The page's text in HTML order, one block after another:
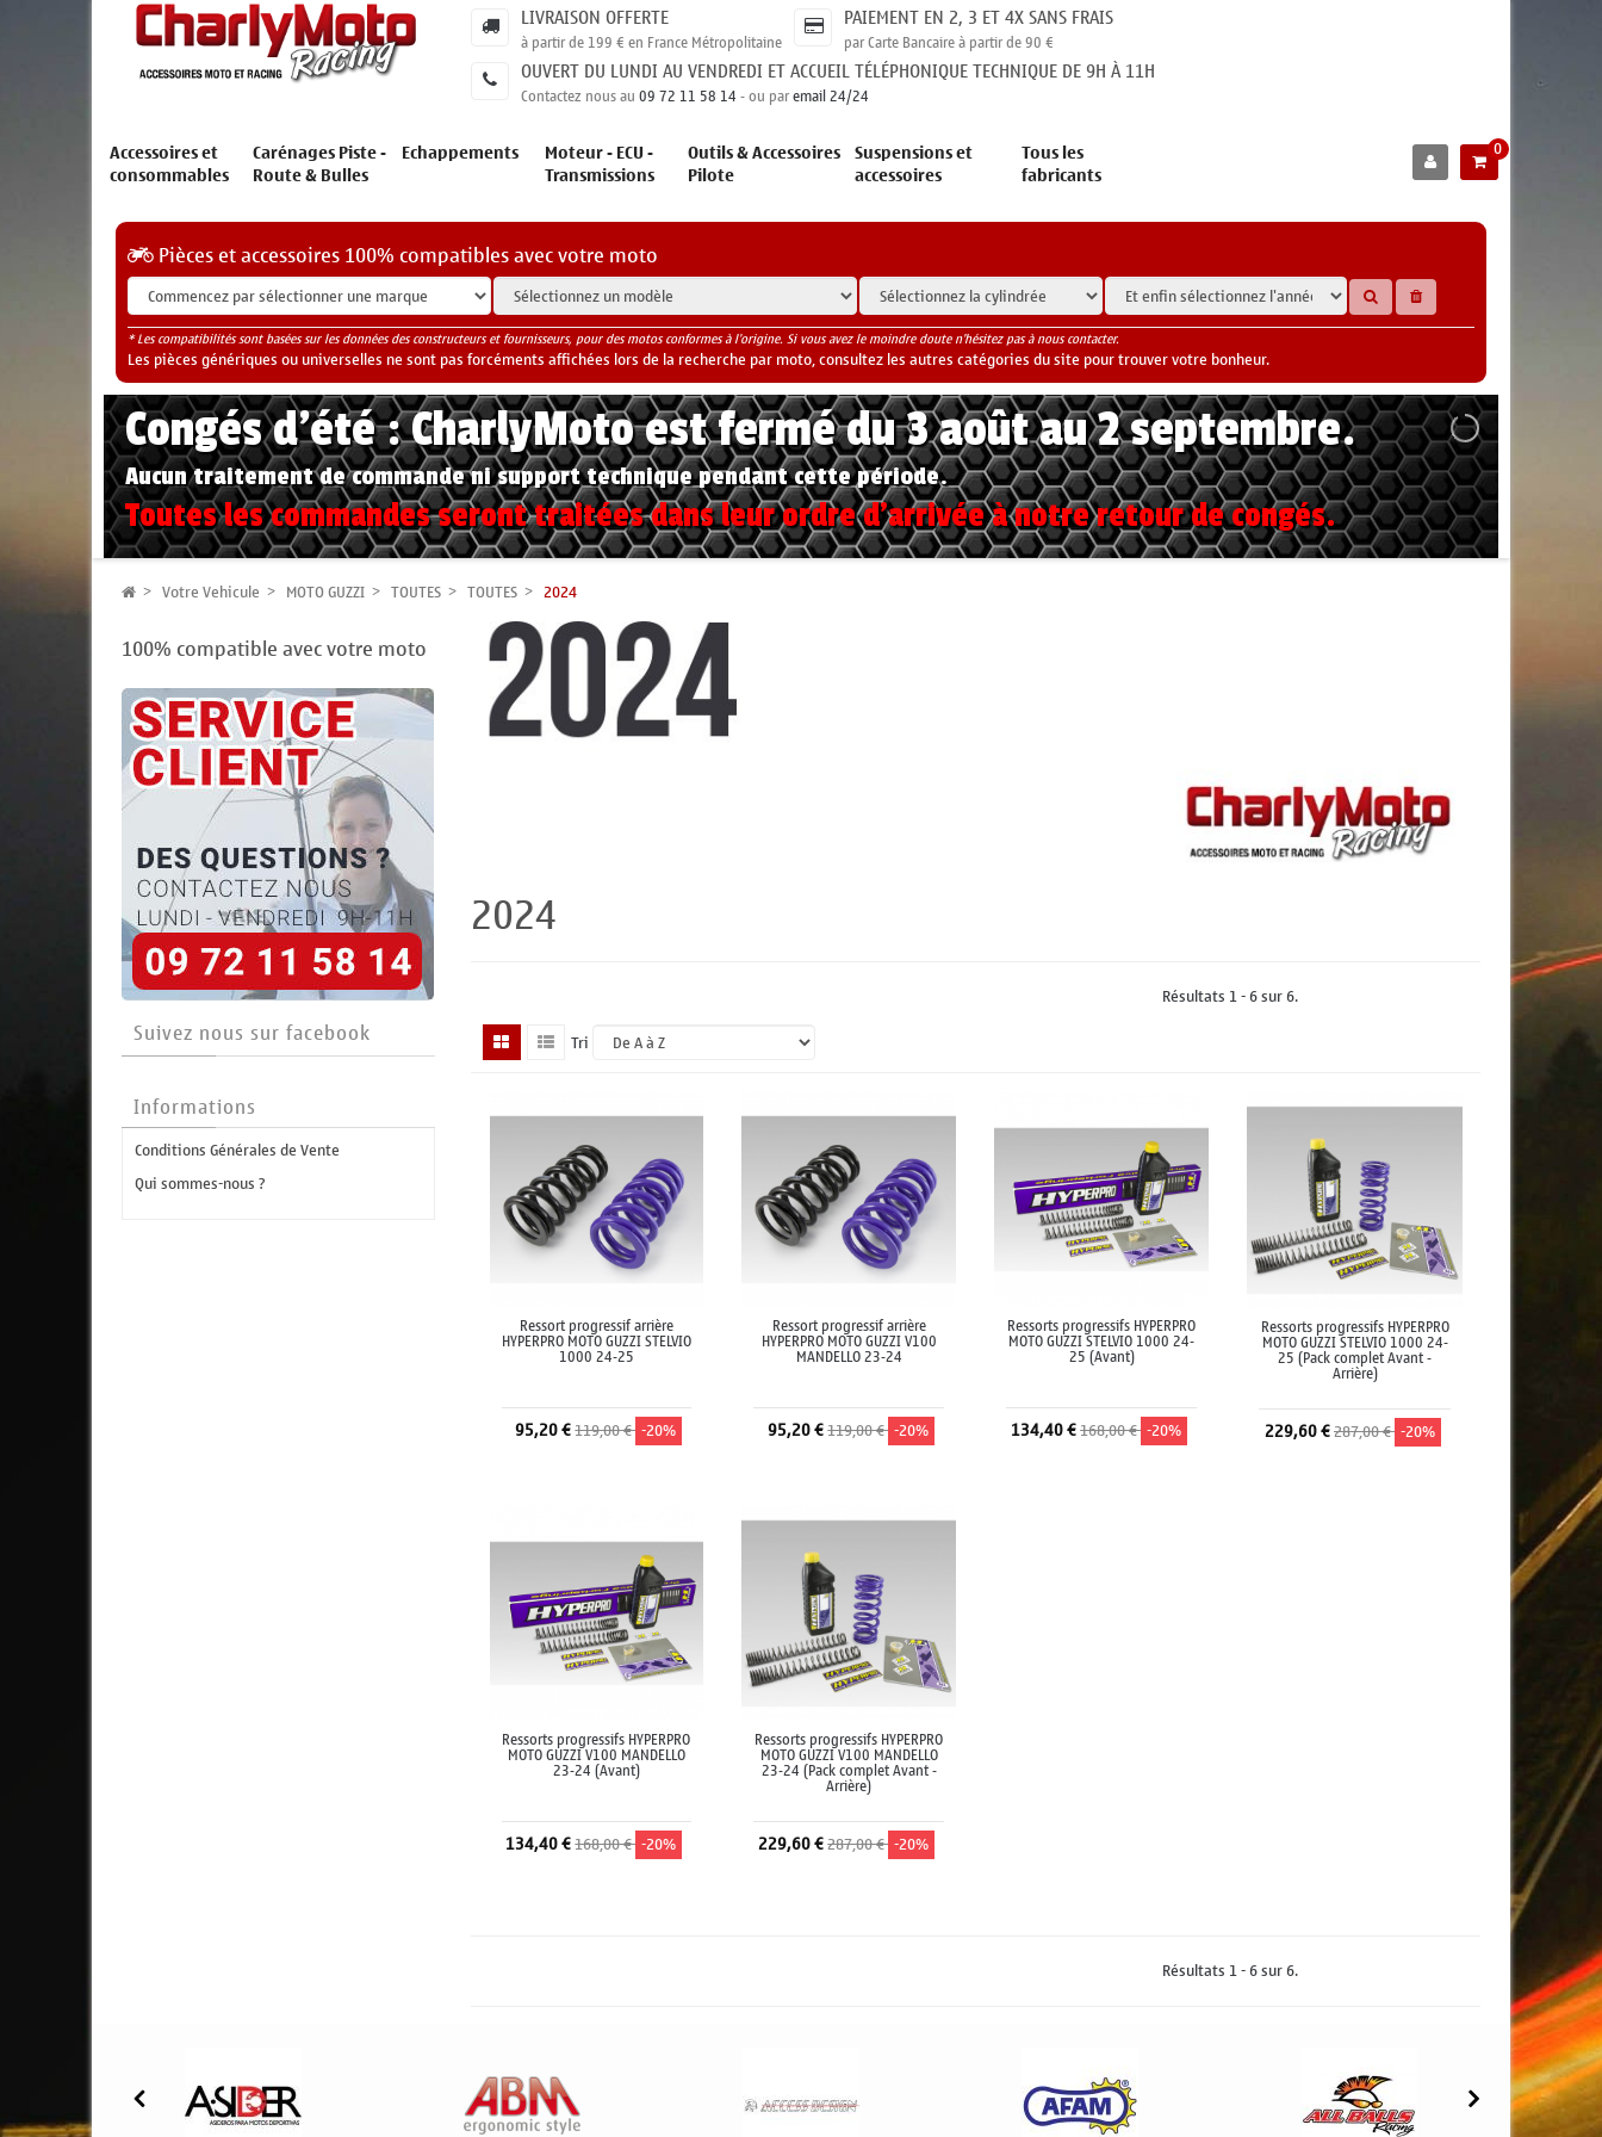
LIVRAISON OFFERTE
à partir de 199 € en France Métropolitaine
PAIEMENT EN 2, 3 ET 4X SANS FRAIS
par Carte Bancaire à partir de 90 €
OUVERT DU LUNDI AU VENDREDI ET ACCUEIL TÉLÉPHONIQUE TECHNIQUE DE 9H À 11H
Contactez nous au09 72 11 58 14- ou paremail 24/24
Accessoires et
consommables
Carénages Piste -
Route & Bulles
Echappements Moteur - ECU -
Transmissions
Outils & Accessoires
Pilote
Suspensions et
accessoires
Tous les
fabricants
0
Pièces et accessoires 100% compatibles avec votre moto
* Les compatibilités sont basées sur les données des constructeurs et fournisseurs, pour des motos conformes à l'origine. Si vous avez le moindre doute n'hésitez pas à nous contacter.
Les pièces génériques ou universelles ne sont pas forcéments affichées lors de la recherche par moto, consultez les autres catégories du site pour trouver votre bonheur.
Congés d'été : CharlyMoto est fermé du 3 août au 2 septembre.
Aucun traitement de commande ni support technique pendant cette période.
Toutes les commandes seront traitées dans leur ordre d'arrivée à notre retour de congés.
Votre Vehicule MOTO GUZZI TOUTES TOUTES 2024
100% compatible avec votre moto
Suivez nous sur facebook
Informations
Conditions Générales de Vente
Qui sommes-nous ?
2024
Résultats 1 - 6 sur 6.
Tri
Ressort progressif arrière
HYPERPRO MOTO GUZZI STELVIO
1000 24-25
95,20 €119,00 € -20%
Ressort progressif arrière
HYPERPRO MOTO GUZZI V100
MANDELLO 23-24
95,20 €119,00 € -20%
Ressorts progressifs HYPERPRO
MOTO GUZZI STELVIO 1000 24-
25 (Avant)
134,40 €168,00 € -20%
Ressorts progressifs HYPERPRO
MOTO GUZZI STELVIO 1000 24-
25 (Pack complet Avant -
Arrière)
229,60 €287,00 € -20%
Ressorts progressifs HYPERPRO
MOTO GUZZI V100 MANDELLO
23-24 (Avant)
134,40 €168,00 € -20%
Ressorts progressifs HYPERPRO
MOTO GUZZI V100 MANDELLO
23-24 (Pack complet Avant -
Arrière)
229,60 €287,00 € -20%
Résultats 1 - 6 sur 6.